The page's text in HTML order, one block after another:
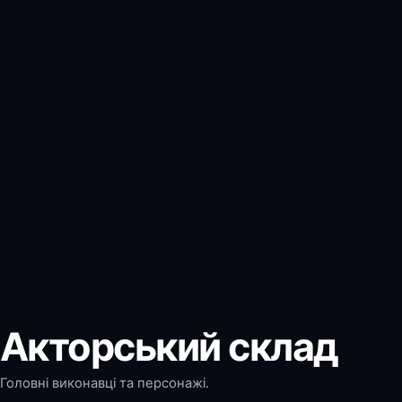
Акторський склад
Головні виконавці та персонажі.